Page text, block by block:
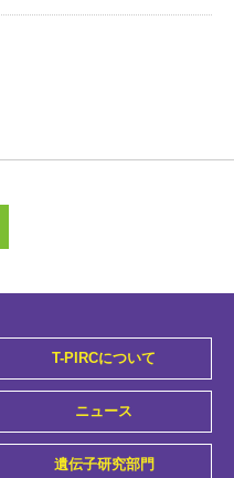
T-PIRCについて
ニュース
遺伝子研究部門